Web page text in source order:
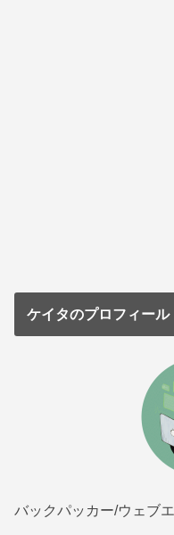
ケイタのプロフィール
バックパッカー/ウェブ